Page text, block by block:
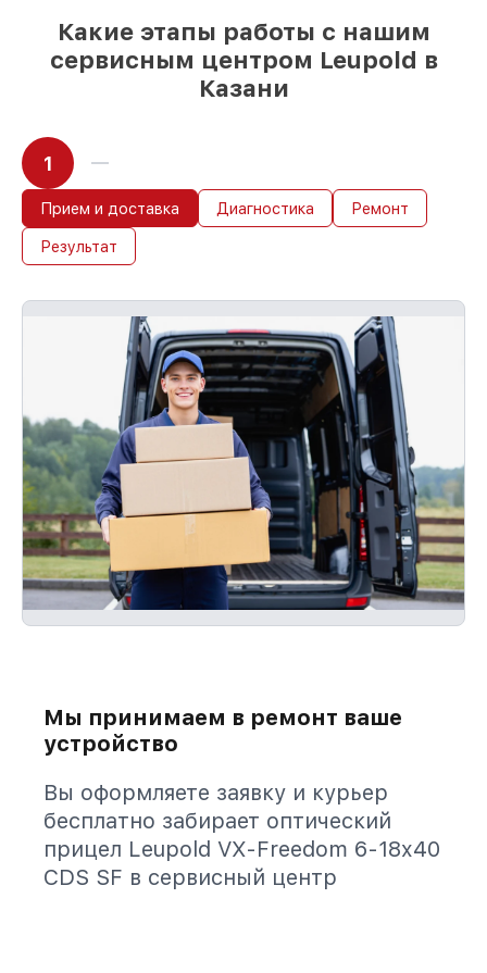
Какие этапы работы с нашим
сервисным центром Leupold в
Казани
1
Прием и доставка Диагностика Ремонт
Результат
Мы принимаем в ремонт ваше
устройство
Вы оформляете заявку и курьер
бесплатно забирает оптический
прицел Leupold VX-Freedom 6-18x40
CDS SF в сервисный центр